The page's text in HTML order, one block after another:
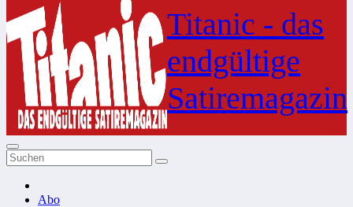
springen
Titanic - das
endgültige
Satiremagazin
Abo